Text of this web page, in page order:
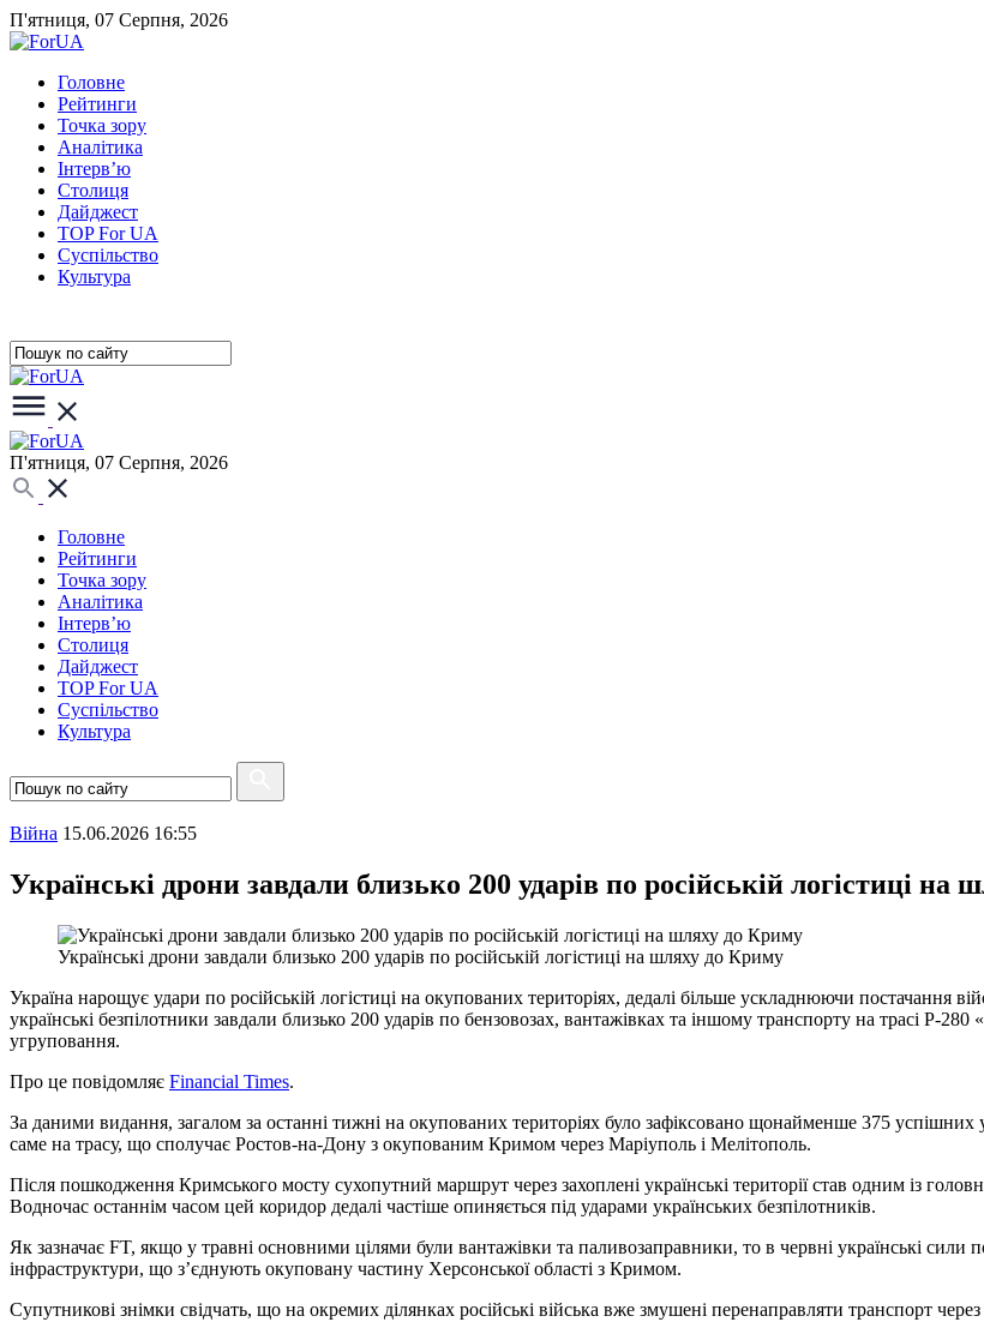
П'ятниця, 07 Серпня, 2026
Головне
Рейтинги
Точка зору
Аналітика
Інтерв’ю
Столиця
Дайджест
TOP For UA
Суспiльство
Культура
П'ятниця, 07 Серпня, 2026
Головне
Рейтинги
Точка зору
Аналітика
Інтерв’ю
Столиця
Дайджест
TOP For UA
Суспiльство
Культура
Війна 15.06.2026 16:55
Українські дрони завдали близько 200 ударів по російській логістиці на
Українські дрони завдали близько 200 ударів по російській логістиці на шляху до Криму
Україна нарощує удари по російській логістиці на окупованих територіях, дедалі більше ускладнюючи постачання
українські безпілотники завдали близько 200 ударів по бензовозах, вантажівках та іншому транспорту на трасі Р-
угруповання.
Про це повідомляє Financial Times.
За даними видання, загалом за останні тижні на окупованих територіях було зафіксовано щонайменше 375
саме на трасу, що сполучає Ростов-на-Дону з окупованим Кримом через Маріуполь і Мелітополь.
Після пошкодження Кримського мосту сухопутний маршрут через захоплені українські території став одним із
Водночас останнім часом цей коридор дедалі частіше опиняється під ударами українських безпілотників.
Як зазначає FT, якщо у травні основними цілями були вантажівки та паливозаправники, то в червні українські сили
інфраструктури, що з’єднують окуповану частину Херсонської області з Кримом.
Супутникові знімки свідчать, що на окремих ділянках російські війська вже змушені перенаправляти транспорт